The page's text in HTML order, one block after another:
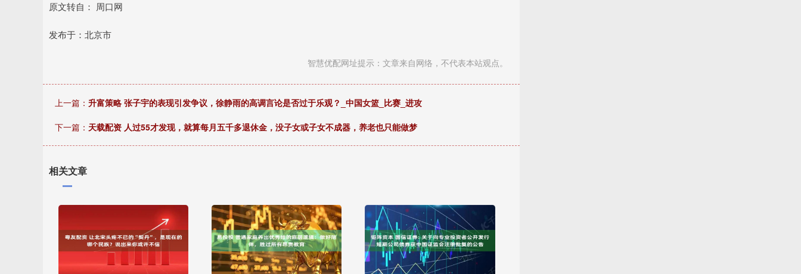
原文转自： 周口网
发布于：北京市
智慧优配网址提示：文章来自网络，不代表本站观点。
上一篇： 升富策略 张子宇的表现引发争议，徐静雨的高调言论是否过于乐观？_中国女篮_比赛_进攻
下一篇： 天载配资 人过55才发现，就算每月五千多退休金，没子女或子女不成器，养老也只能做梦
相关文章